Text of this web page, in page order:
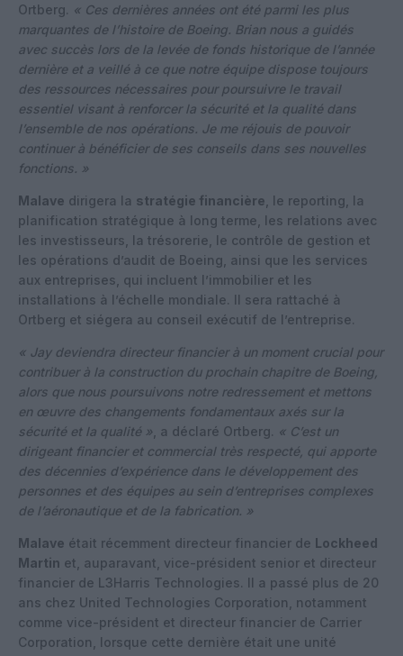
Ortberg. « Ces dernières années ont été parmi les plus
marquantes de l’histoire de Boeing. Brian nous a guidés
avec succès lors de la levée de fonds historique de l’année
dernière et a veillé à ce que notre équipe dispose toujours
des ressources nécessaires pour poursuivre le travail
essentiel visant à renforcer la sécurité et la qualité dans
l’ensemble de nos opérations. Je me réjouis de pouvoir
continuer à bénéficier de ses conseils dans ses nouvelles
fonctions. »
Malave dirigera la stratégie financière , le reporting, la
planification stratégique à long terme, les relations avec
les investisseurs, la trésorerie, le contrôle de gestion et
les opérations d’audit de Boeing, ainsi que les services
aux entreprises, qui incluent l’immobilier et les
installations à l’échelle mondiale. Il sera rattaché à
Ortberg et siégera au conseil exécutif de l’entreprise.
« Jay deviendra directeur financier à un moment crucial pour
contribuer à la construction du prochain chapitre de Boeing,
alors que nous poursuivons notre redressement et mettons
en œuvre des changements fondamentaux axés sur la
sécurité et la qualité » , a déclaré Ortberg. « C’est un
dirigeant financier et commercial très respecté, qui apporte
des décennies d’expérience dans le développement des
personnes et des équipes au sein d’entreprises complexes
de l’aéronautique et de la fabrication. »
Malave était récemment directeur financier de Lockheed
Martin et, auparavant, vice-président senior et directeur
financier de L3Harris Technologies. Il a passé plus de 20
ans chez United Technologies Corporation, notamment
comme vice-président et directeur financier de Carrier
Corporation, lorsque cette dernière était une unité